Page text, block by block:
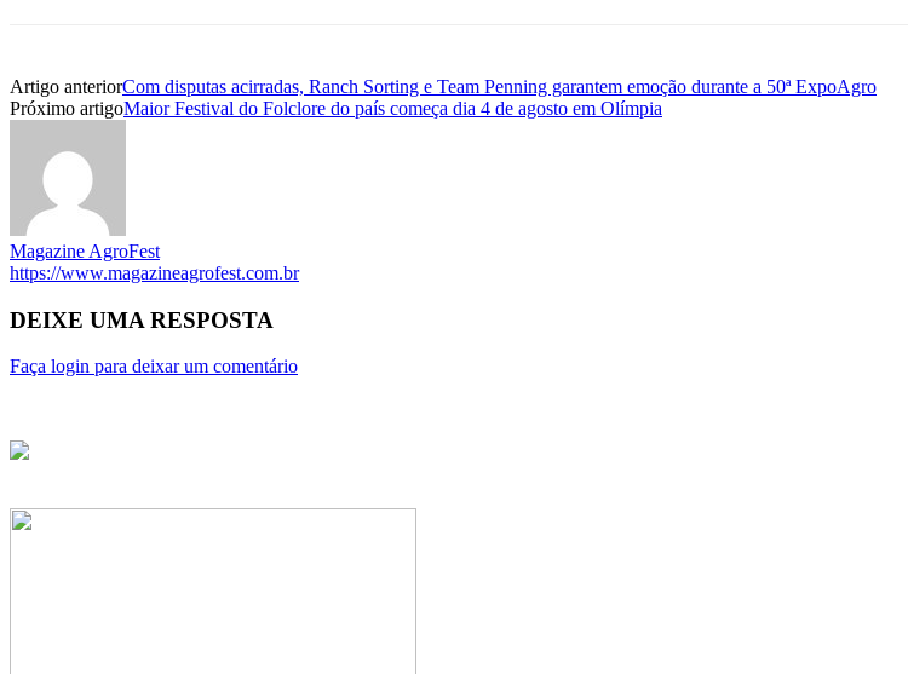
Artigo anteriorCom disputas acirradas, Ranch Sorting e Team Penning garantem emoção durante a 50ª ExpoAgro
Próximo artigoMaior Festival do Folclore do país começa dia 4 de agosto em Olímpia
Magazine AgroFest
https://www.magazineagrofest.com.br
DEIXE UMA RESPOSTA
Faça login para deixar um comentário